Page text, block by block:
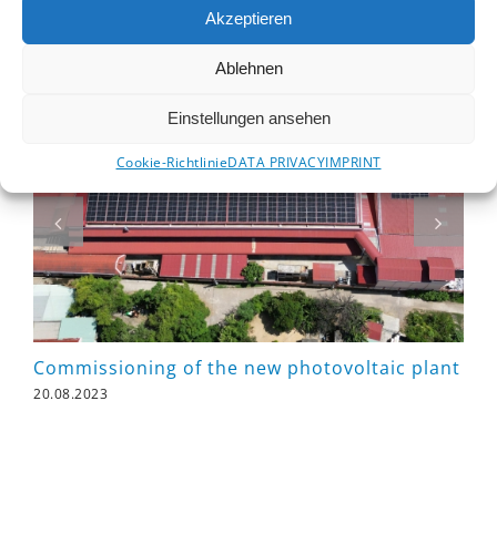
Akzeptieren
Ablehnen
Einstellungen ansehen
Cookie-RichtlinieDATA PRIVACYIMPRINT
Commissioning of the new photovoltaic plant
20.08.2023